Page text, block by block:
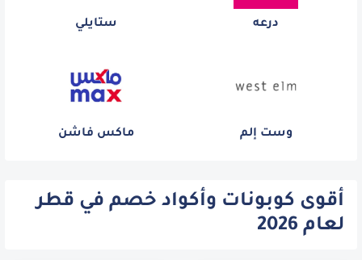
درعه ستايلي
وست إلم ماكس فاشن
أقوى كوبونات وأكواد خصم في قطر
لعام 2026